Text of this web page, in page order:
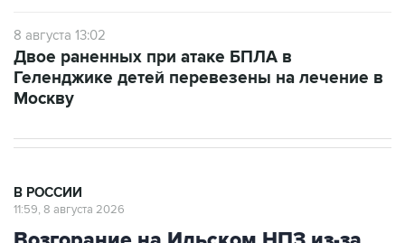
8 августа 13:02
Двое раненных при атаке БПЛА в
Геленджике детей перевезены на лечение в
Москву
В РОССИИ
11:59, 8 августа 2026